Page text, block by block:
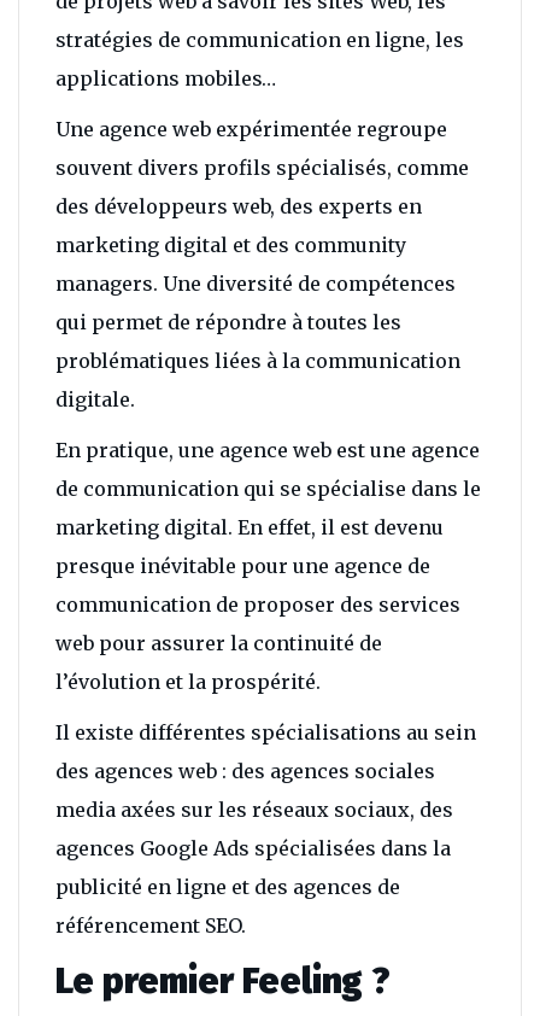
stratégies de communication en ligne, les
applications mobiles…
Une agence web expérimentée regroupe
souvent divers profils spécialisés, comme
des développeurs web, des experts en
marketing digital et des community
managers. Une diversité de compétences
qui permet de répondre à toutes les
problématiques liées à la communication
digitale.
En pratique, une agence web est une agence
de communication qui se spécialise dans le
marketing digital. En effet, il est devenu
presque inévitable pour une agence de
communication de proposer des services
web pour assurer la continuité de
l’évolution et la prospérité.
Il existe différentes spécialisations au sein
des agences web : des agences sociales
media axées sur les réseaux sociaux, des
agences Google Ads spécialisées dans la
publicité en ligne et des agences de
référencement SEO.
Le premier Feeling ?